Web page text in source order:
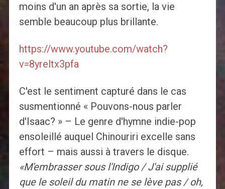
moins d'un an après sa sortie, la vie
semble beaucoup plus brillante.
https://www.youtube.com/watch?
v=8yreltx3pfa
C'est le sentiment capturé dans le cas
susmentionné « Pouvons-nous parler
d'Isaac? » – Le genre d'hymne indie-pop
ensoleillé auquel Chinouriri excelle sans
effort – mais aussi à travers le disque.
«M'embrasser sous l'Indigo / J'ai supplié
que le soleil du matin ne se lève pas / oh,